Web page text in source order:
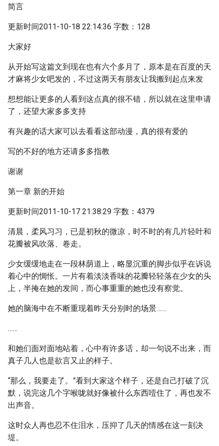
简言
更新时间2011-10-18 22:14:36 字数：128
大家好
从开始写这篇文到现在也有六个多月了，原本是在百度的天
才麻将少女吧发的，不过这两天有朋友让我搬到起点来发
想想能让更多的人看到这点真的很不错，所以就在这里申请
了，还望大家多多支持
有兴趣的话大家可以去看看这部动漫，真的很有爱的
写的不好的地方还请多多指教
谢谢
第一章 新的开始
更新时间2011-10-17 21:38:29 字数：4379
清晨，柔风习习，已是初秋的微凉，时不时的有几片轻叶和
花瓣被风吹落、卷走。
少女缓缓地走在一段林荫道上，略显沉重的脚步似乎在诉说
着心中的惆怅。一片有着淡淡香味的花瓣轻轻落在少女的头
上，半掩在她的发间，而心事重重的她也没有察觉。
她的脑海中在不断重现着昨天分别时的场景……
……
和她们面对面地站着，心中有许多话，却一句说不出来，而
真子几人也是欲言又止的样子。
“那么，我要走了。”看到大家这个样子，还是自己打破了沉
默，说完这几个字喉咙就好像被什么东西噎住了，再也发不
出声音。
这时众人再也忍不住泪水，压抑了几天的情感在这一刻决
堤。